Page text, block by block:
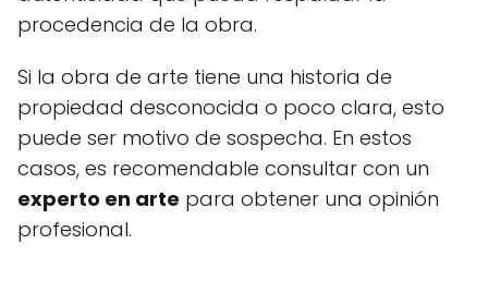
procedencia de la obra.
Si la obra de arte tiene una historia de
propiedad desconocida o poco clara, esto
puede ser motivo de sospecha. En estos
casos, es recomendable consultar con un
experto en arte para obtener una opinión
profesional.